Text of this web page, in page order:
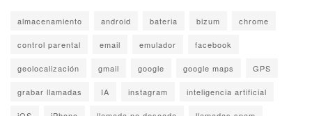
almacenamiento android bateria bizum chrome
control parental email emulador facebook
geolocalización gmail google google maps GPS
grabar llamadas IA instagram inteligencia artificial